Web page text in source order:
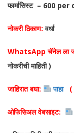
फार्मासिस्ट – 600 per
नोकरी ठिकाण: वर्धा
WhatsApp चॅनेल ला
नोकरीची माहिती )
जाहिरात बघा: पाहा (
ओफिसिअल वेबसाइट: